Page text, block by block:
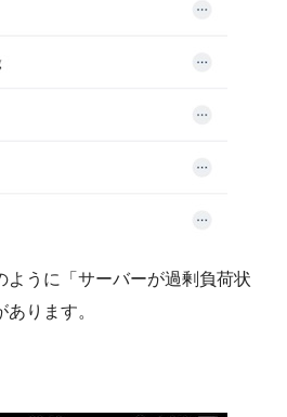
ように「サーバーが過剰負荷状
ります。